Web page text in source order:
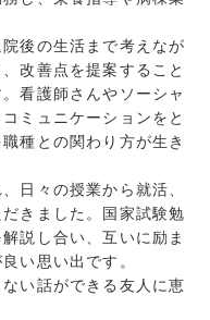
後の生活まで考えなが
改善点を提案すること
看護師さんやソーシャ
ミュニケーションをと
種との関わり方が生き
日々の授業から就活、
きました。国家試験勉
説し合い、互いに励ま
い思い出です。
い話ができる友人に恵